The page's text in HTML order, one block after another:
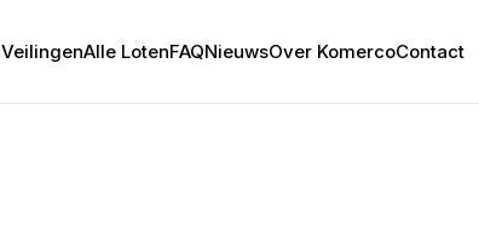
VeilingenAlle LotenFAQNieuwsOver KomercoContact